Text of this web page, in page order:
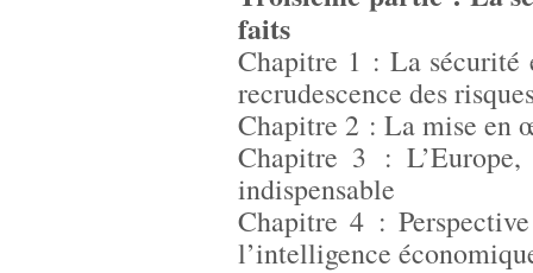
faits
Chapitre 1 : La sécurité
recrudescence des
Chapitre 2 : La mise en
Chapitre 3 :
indispensable
Chapitre 4 :
l’intelligence